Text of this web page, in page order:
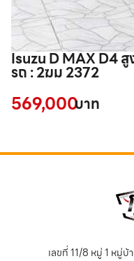
Isuzu D MAX D4 สู
รถ : 2ฆม 2372
569,000บาท
เลขที่ 11/8 หมู่ 1 หมู่